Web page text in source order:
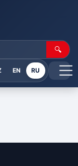
🔍
EN RU